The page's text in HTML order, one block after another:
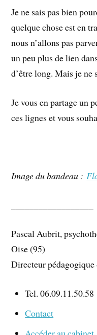
Je ne sais pas bien
quelque chose est en
nous n’allons pas
un peu plus de lien
d’être long. Mais je ne
Je vous en partage un
ces lignes et vous
Image du bandeau :
Pascal Aubrit,
Oise (95)
Directeur
Tel. 06.09.11.50.58
Contact